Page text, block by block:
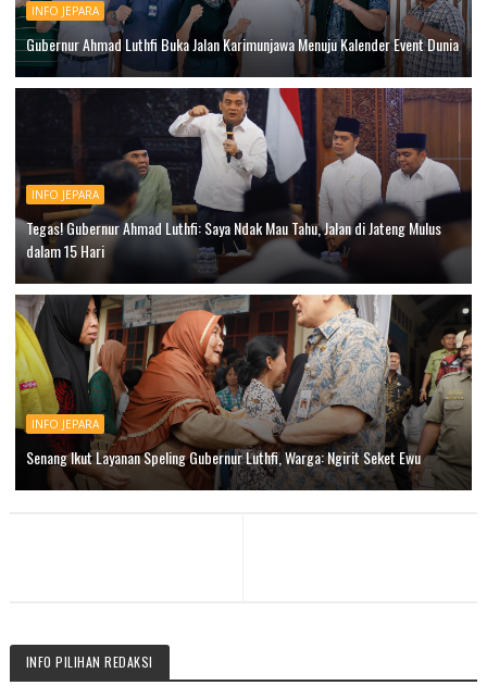
INFO JEPARA
Gubernur Ahmad Luthfi Buka Jalan Karimunjawa Menuju Kalender Event Dunia
INFO JEPARA
Tegas! Gubernur Ahmad Luthfi: Saya Ndak Mau Tahu, Jalan di Jateng Mulus
dalam 15 Hari
INFO JEPARA
Senang Ikut Layanan Speling Gubernur Luthfi, Warga: Ngirit Seket Ewu
INFO PILIHAN REDAKSI